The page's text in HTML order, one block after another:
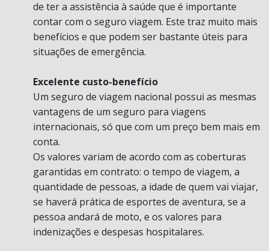
de ter a assistência à saúde que é importante
contar com o seguro viagem. Este traz muito mais
benefícios e que podem ser bastante úteis para
situações de emergência.
Excelente custo-benefício
Um seguro de viagem nacional possui as mesmas
vantagens de um seguro para viagens
internacionais, só que com um preço bem mais em
conta.
Os valores variam de acordo com as coberturas
garantidas em contrato: o tempo de viagem, a
quantidade de pessoas, a idade de quem vai viajar,
se haverá prática de esportes de aventura, se a
pessoa andará de moto, e os valores para
indenizações e despesas hospitalares.